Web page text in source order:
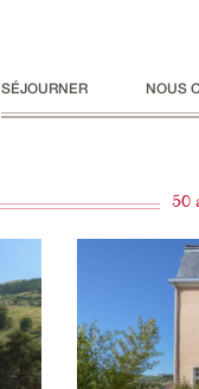
SÉJOURNER NOUS
50